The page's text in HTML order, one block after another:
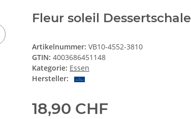
Fleur soleil Dessertschale
Artikelnummer: VB10-4552-3810
GTIN: 4003686451148
Kategorie: Essen
Hersteller:
18,90 CHF